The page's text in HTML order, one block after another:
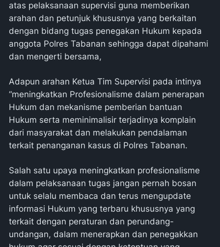
atas pelaksanaan supervisi guna memberikan
arahan dan petunjuk khususnya yang berkaitan
dengan bidang tugas penegakan Hukum kepada
anggota Polres Tabanan sehingga dapat dipahami
dan mengerti bersama,
Adapun arahan Ketua Tim Supervisi pada intinya
“meningkatkan Profesionalisme dalam penerapan
Hukum dan mekanisme pemberian bantuan
Hukum serta meminimalisir terjadinya komplain
dari masyarakat dan melakukan pendalaman
terkait penanganan kasus di Polres Tabanan.
Salah satu upaya meningkatkan profesionalisme
dalam pelaksanaan tugas jangan pernah bosan
untuk selalu membaca dan terus mengupdate
informasi Hukum yang terbaru khususnya yang
terkait dengan peraturan dan perundang-
undangan, dalam menerapkan dan penegakkan